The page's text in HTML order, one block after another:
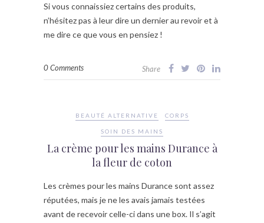
Si vous connaissiez certains des produits,
n’hésitez pas à leur dire un dernier au revoir et à
me dire ce que vous en pensiez !
0 Comments Share
BEAUTÉ ALTERNATIVE CORPS
SOIN DES MAINS
La crème pour les mains Durance à
la fleur de coton
Les crèmes pour les mains Durance sont assez
réputées, mais je ne les avais jamais testées
avant de recevoir celle-ci dans une box. Il s’agit